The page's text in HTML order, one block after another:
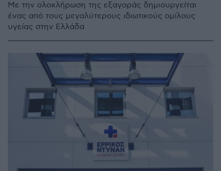
Με την ολοκλήρωση της εξαγοράς δημιουργείται
ένας από τους μεγαλύτερους ιδιωτικούς ομίλους
υγείας στην Ελλάδα